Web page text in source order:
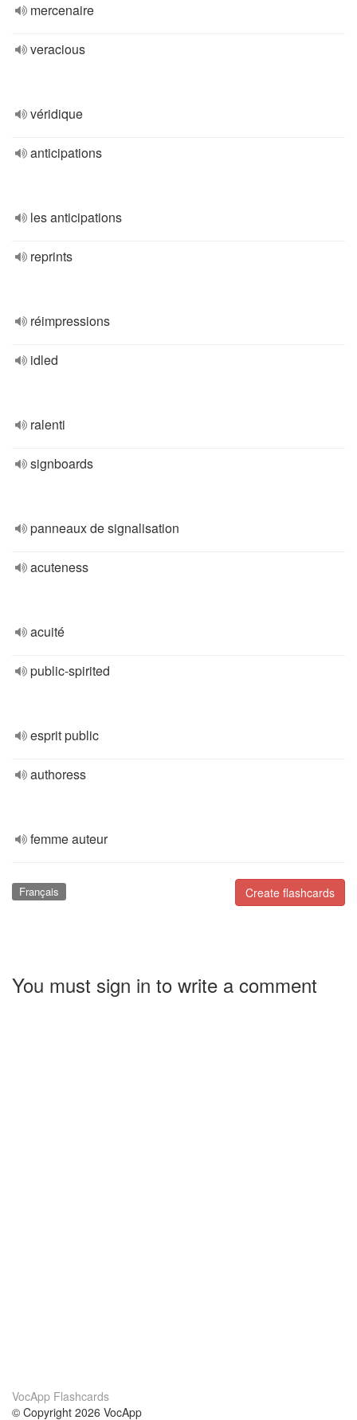
mercenaire
veracious
véridique
anticipations
les anticipations
reprints
réimpressions
idled
ralenti
signboards
panneaux de signalisation
acuteness
acuité
public-spirited
esprit public
authoress
femme auteur
Create flashcards
Français
You must sign in to write a comment
VocApp Flashcards
© Copyright 2026 VocApp